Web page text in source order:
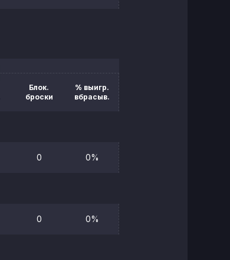
Блок.
броски
% выигр.
вбрасыв.
0 0%
0 0%